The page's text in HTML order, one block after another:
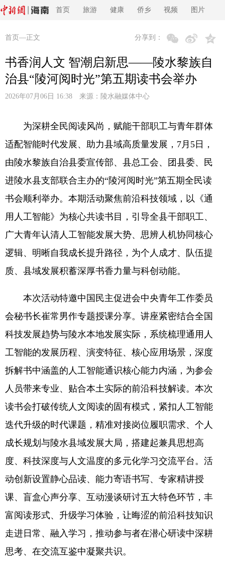
首页 旅游 健康 侨乡 视频 图片
首页 —正文 分享到：
书香润人文 智潮启新思——陵水黎族自
治县“陵河阅时光”第五期读书会举办
2026年07月06日 16:38 来源： 陵水融媒体中心
为深耕全民阅读风尚，赋能干部职工与青年群体
适配智能时代发展、助力县域高质量发展，7月5日，
由陵水黎族自治县委宣传部、县总工会、团县委、民
进陵水县支部联合主办的“陵河阅时光”第五期全民读
书会顺利举办。本期活动聚焦前沿科技领域，以《通
用人工智能》为核心共读书目，引导全县干部职工、
广大青年认清人工智能发展大势、思辨人机协同核心
逻辑、明晰自我成长提升路径，为个人成才、队伍提
质、县域发展积蓄深厚书香力量与科创动能。
本次活动特邀中国民主促进会中央青年工作委员
会秘书长崔常男作专题授课分享。讲座紧密结合全国
科技发展趋势与陵水本地发展实际，系统梳理通用人
工智能的发展历程、演变特征、核心应用场景，深度
拆解书中涵盖的人工智能通识核心能力内涵，为参会
人员带来专业、贴合本土实际的前沿科技解读。本次
读书会打破传统人文阅读的固有模式，紧扣人工智能
迭代升级的时代课题，精准对接岗位履职需求、个人
成长规划与陵水县域发展大局，搭建起兼具思想高
度、科技深度与人文温度的多元化学习交流平台。活
动创新设置静心品读、能力寄语书写、专家精讲授
课、盲盒心声分享、互动漫谈研讨五大特色环节，丰
富阅读形式、升级学习体验，让晦涩的前沿科技知识
走进日常、融入学习，推动参与者在潜心研读中深耕
思考、在交流互鉴中凝聚共识。